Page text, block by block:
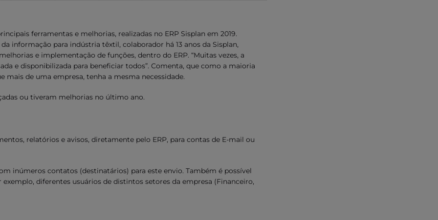
ferramentas e melhorias, realizadas no ERP Sisplan em 2019.
informação para indústria têxtil, colaborador há 13 anos da Sisplan,
e implementação de funções, dentro do ERP. “Muitas vezes, a
e disponibilizada para beneficiar todos”. Comenta, que como a maioria
de uma empresa, tenha a mesma necessidade.
ou tiveram melhorias no último ano.
relatórios e avisos, diretamente pelo ERP, para contas de E-mail ou
inúmeros contatos (destinatários) para este envio. Também é possível
diferentes usuários de distintos setores da empresa (Financeiro,